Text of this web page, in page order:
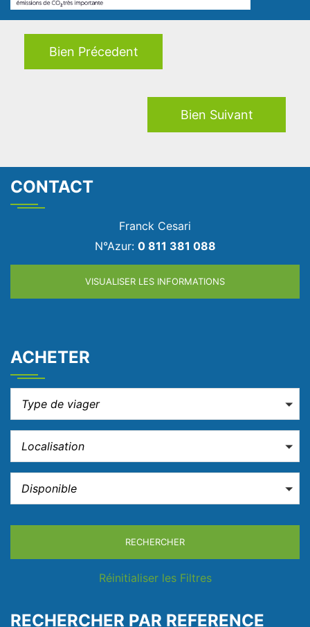
Bien Précedent
Bien Suivant
CONTACT
Franck Cesari
N°Azur: 0 811 381 088
VISUALISER LES INFORMATIONS
ACHETER
Type de viager
Localisation
Disponible
RECHERCHER
Réinitialiser les Filtres
RECHERCHER PAR REFERENCE